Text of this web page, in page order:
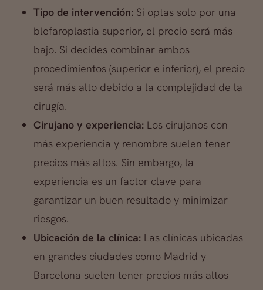
Tipo de intervención: Si optas solo por una
blefaroplastia superior, el precio será más
bajo. Si decides combinar ambos
procedimientos (superior e inferior), el precio
será más alto debido a la complejidad de la
cirugía.
Cirujano y experiencia: Los cirujanos con
más experiencia y renombre suelen tener
precios más altos. Sin embargo, la
experiencia es un factor clave para
garantizar un buen resultado y minimizar
riesgos.
Ubicación de la clínica: Las clínicas ubicadas
en grandes ciudades como Madrid y
Barcelona suelen tener precios más altos